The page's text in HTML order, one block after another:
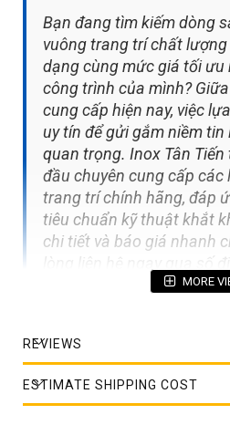
Bạn đang tìm kiếm dòng
vuông trang trí chất
dạng cùng mức giá tối
công trình của mình?
cung cấp hiện nay, việc
uy tín để gửi gắm niềm tin
quan trọng. Inox Tân
đầu chuyên cung cấp các
trang trí chính hãng, đáp
tiêu chuẩn kỹ thuật khắt
chi tiết và báo giá nhanh
lòng liên hệ ngay qua số
0914 128 128!
Mục lục bài viết
1. Tổng quan về ống inox
MORE
REVIEWS
ESTIMATE SHIPPING COST